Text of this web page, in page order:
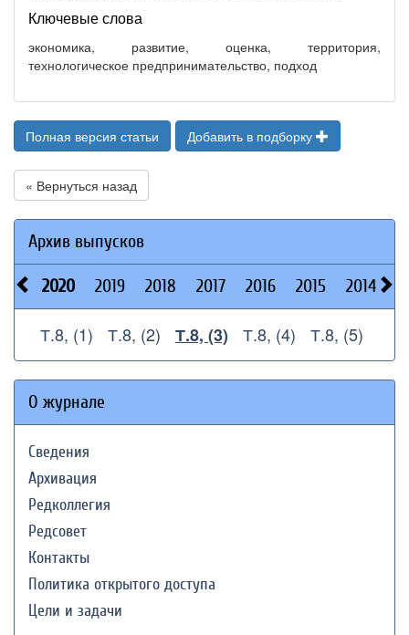
Ключевые слова
экономика, развитие, оценка, территория,
технологическое предпринимательство, подход
Полная версия статьи Добавить в подборку
« Вернуться назад
Архив выпусков
2020 2019 2018 2017 2016 2015 2014
Т.8, (1) Т.8, (2) Т.8, (3) Т.8, (4) Т.8, (5)
О журнале
Сведения
Архивация
Редколлегия
Редсовет
Контакты
Политика открытого доступа
Цели и задачи